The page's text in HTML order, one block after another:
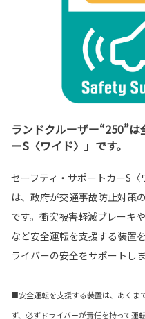
ランドクルーザー“250”
ーS〈ワイド〉」です。
セーフティ・サポートカーS〈
は、政府が交通事故防止対策
です。衝突被害軽減ブレーキ
など安全運転を支援する装置
ライバーの安全をサポートしま
■安全運転を支援する装置は、あくま
ず、必ずドライバーが責任を持って運